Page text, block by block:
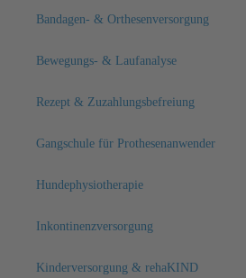
Bandagen- & Orthesenversorgung
Bewegungs- & Laufanalyse
Rezept & Zuzahlungsbefreiung
Gangschule für Prothesenanwender
Hundephysiotherapie
Inkontinenzversorgung
Kinderversorgung & rehaKIND